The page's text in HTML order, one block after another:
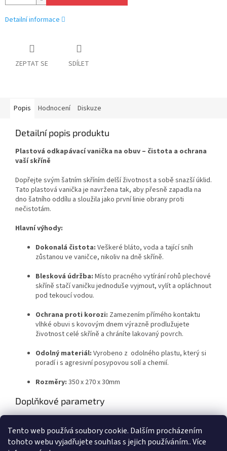
Tento web používá soubory cookie. Dalším procházením
tohoto webu vyjadřujete souhlas s jejich používáním.. Více
Detailní informace
ZEPTAT SE SDÍLET
Popis Hodnocení Diskuze
Detailní popis produktu
Plastová odkapávací vanička na obuv – čistota a ochrana
vaší skříně
Dopřejte svým šatním skříním delší životnost a sobě snazší úklid.
Tato plastová vanička je navržena tak, aby přesně zapadla na
dno šatního oddílu a sloužila jako první linie obrany proti
nečistotám.
Hlavní výhody:
Dokonalá čistota: Veškeré bláto, voda a tající sníh
zůstanou ve vaničce, nikoliv na dně skříně.
Blesková údržba: Místo pracného vytírání rohů plechové
skříně stačí vaničku jednoduše vyjmout, vylít a opláchnout
pod tekoucí vodou.
Ochrana proti korozi: Zamezením přímého kontaktu
vlhké obuvi s kovovým dnem výrazně prodlužujete
životnost celé skříně a chráníte lakovaný povrch.
Odolný materiál: Vyrobeno z odolného plastu, který si
poradí i s agresivní posypovou solí a chemií.
Rozměry: 350 x 270 x 30mm
Doplňkové parametry
Hmotnost
1 kg